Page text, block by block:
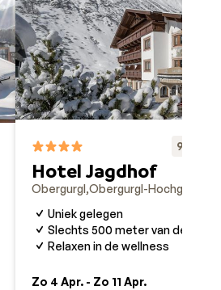
9.3
Hotel Jagdhof
Obergurgl Obergurgl-Hochgurgl
Uniek gelegen
Slechts 500 meter van de
Relaxen in de wellness
Zo 4 Apr. - Zo 11 Apr.